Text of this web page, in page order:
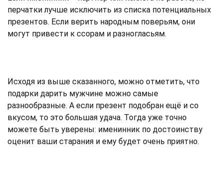
перчатки лучше исключить из списка потенциальных
презентов. Если верить народным поверьям, они
могут привести к ссорам и разногласьям.
Исходя из выше сказанного, можно отметить, что
подарки дарить мужчине можно самые
разнообразные. А если презент подобран ещё и со
вкусом, то это большая удача. Тогда уже точно
можете быть уверены: именинник по достоинству
оценит ваши старания и ему будет очень приятно.